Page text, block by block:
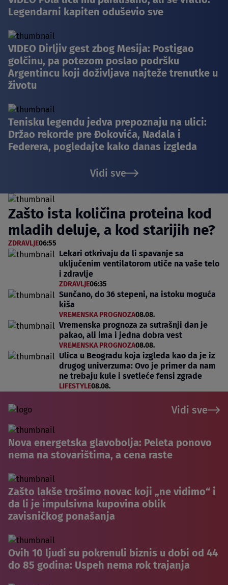
Legendarni kapiten oduševio sve
VIDEO Dirljiv gest zbog Mesija: Postigao
golčinu, pa potezom poslao podršku
Argentincu koji doživljava najteže trenutke u
životu
Tenisku legendu jedva prepoznaju na ulici:
Držao rekorde pre Đokovića, Nadala i
Federera, pogledajte kako danas izgleda
Vidi sve
Zašto ista količina proteina kod
mladih deluje, a kod starijih ne?
ZDRAVLJE06:55
Lekari otkrivaju da li spavanje sa
uključenim ventilatorom utiče na vaše telo
i zdravlje
ZDRAVLJE06:35
Sunčano, do 36 stepeni, na istoku moguća
kiša
VREMENSKA PROGNOZA08.08.
Vremenska prognoza za sutrašnji dan je
pakao, ali ima i jedna dobra vest
VREMENSKA PROGNOZA08.08.
Ulica u Beogradu koja izgleda kao da je iz
drugog univerzuma: Ovo je primer da nam
ne trebaju kule i svetleće fensi zgrade
LIFESTYLE08.08.
Vidi sve
Nova energetska glavobolja: Peleta ponovo
nema na stovarištima, a cena raste
Zašto lakše trošimo novac koji „ne vidimo“ i
da li je impulsivna kupovina oblik
zavisničkog ponašanja
Ovih 10 ljudi su pokrenuli biznis u dobi od 44
do 85 godina: Uspeh nema rok trajanja